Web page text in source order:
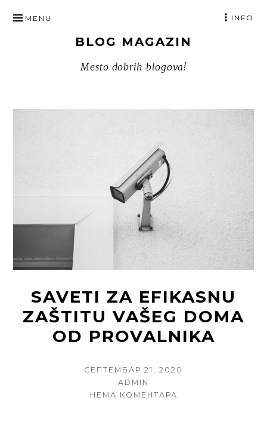
TO
BLOG MAGAZIN
Mesto dobrih blogova!
MENU INFO
SAVETI ZA EFIKASNU
ZAŠTITU VAŠEG DOMA
OD PROVALNIKA
POSTED
СЕПТЕМБАР 21, 2020
AUTHOR
ADMIN
НЕМА КОМЕНТАРА